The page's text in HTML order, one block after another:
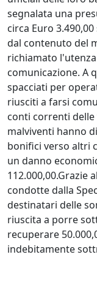
segnalata una
circa Euro
dal contenuto del
richiamato
comunicazione. A
spacciati per
riusciti a farsi
conti correnti
malviventi hanno
bonifici verso altri
un danno
112.000,00.Grazie
condotte dalla
destinatari delle
riuscita a porre
recuperare
indebitamente